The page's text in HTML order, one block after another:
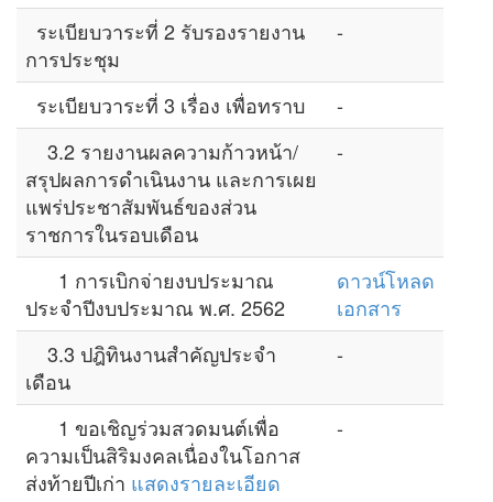
ระเบียบวาระที่ 2 รับรองรายงาน
การประชุม
-
ระเบียบวาระที่ 3 เรื่อง เพื่อทราบ
-
3.2 รายงานผลความก้าวหน้า/
สรุปผลการดำเนินงาน และการเผย
แพร่ประชาสัมพันธ์ของส่วน
ราชการในรอบเดือน
-
1 การเบิกจ่ายงบประมาณ
ประจำปีงบประมาณ พ.ศ. 2562
ดาวน์โหลด
เอกสาร
3.3 ปฎิทินงานสำคัญประจำ
เดือน
-
1 ขอเชิญร่วมสวดมนต์เพื่อ
ความเป็นสิริมงคลเนื่องในโอกาส
ส่งท้ายปีเก่า แสดงรายละเอียด
-